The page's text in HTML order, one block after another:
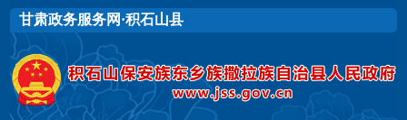
甘肃政务服务网·积石山县